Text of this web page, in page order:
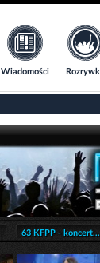
Wiadomości
63 KFPP - koncert...